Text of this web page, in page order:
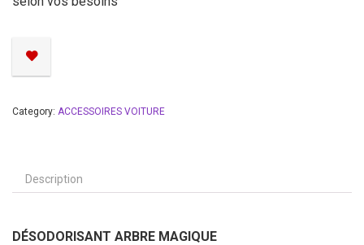
Category: ACCESSOIRES VOITURE
Description
DÉSODORISANT ARBRE MAGIQUE